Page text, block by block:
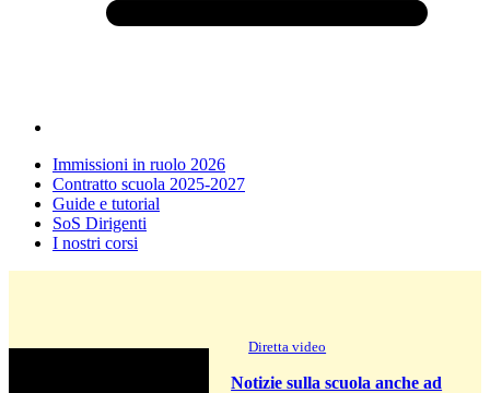
Immissioni in ruolo 2026
Contratto scuola 2025-2027
Guide e tutorial
SoS Dirigenti
I nostri corsi
Diretta video
Notizie sulla scuola anche ad